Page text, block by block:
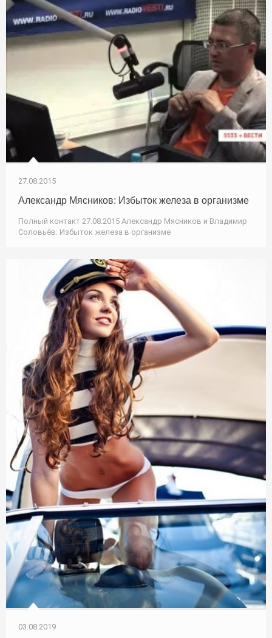
27.08.2015
Александр Мясников: Избыток железа в организме
Полный контакт 27.08.2015 Александр Мясников и Владимир
Соловьёв: Избыток железа в организме
03.08.2019